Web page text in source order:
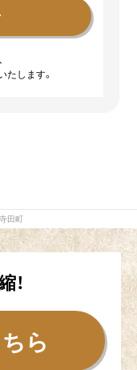
します。
田町
！
ら